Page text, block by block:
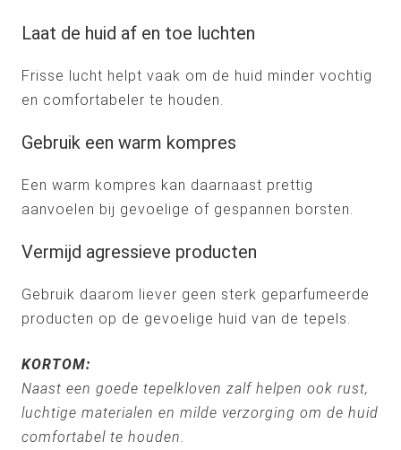
Laat de huid af en toe luchten
Frisse lucht helpt vaak om de huid minder vochtig
en comfortabeler te houden.
Gebruik een warm kompres
Een warm kompres kan daarnaast prettig
aanvoelen bij gevoelige of gespannen borsten.
Vermijd agressieve producten
Gebruik daarom liever geen sterk geparfumeerde
producten op de gevoelige huid van de tepels.
KORTOM:
Naast een goede tepelkloven zalf helpen ook rust,
luchtige materialen en milde verzorging om de huid
comfortabel te houden.